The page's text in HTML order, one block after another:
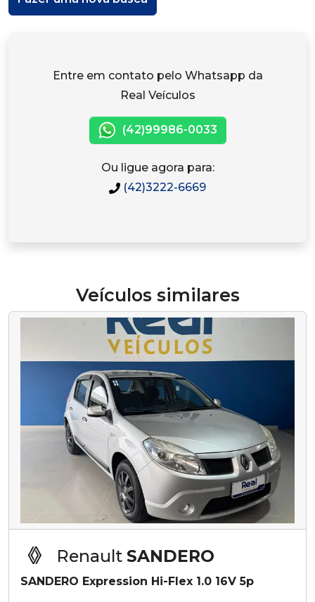
Entre em contato pelo Whatsapp da
Real Veículos
(42)99986-0033
Ou ligue agora para:
(42)3222-6669
Veículos similares
Renault SANDERO
SANDERO Expression Hi-Flex 1.0 16V 5p